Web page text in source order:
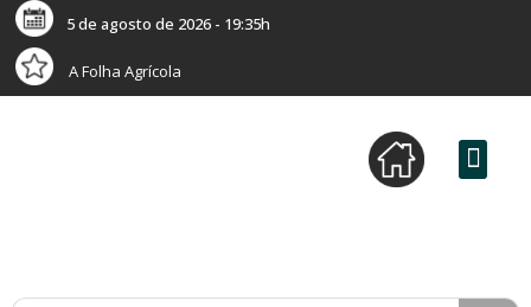
5 de agosto de 2026 - 19:35h
A Folha Agrícola